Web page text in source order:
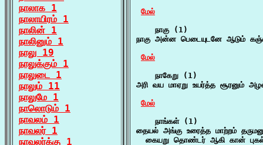
நாலாக 1
நாலாயிரம் 1
நாலின் 1
நாலினும் 1
நாலு 19
நாலுக்கும் 1
நாலுடை 1
நாலும் 11
நாலுமே 1
நாலொடும் 1
நாவலம் 1
நாவலர் 1
நாவலர்க்கு 1
மேல்
    நாகு (1)
நாகு அன்ன பெடையுடனே ஆடும்
மேல்
    நாகேறு (1)
அரி வய மாஏறு உயர்த்த சூரனும்
மேல்
    நாங்கள் (1)
தையல் அங்கு உரைத்த மாற்றம்
கையறு தொண்டர் ஆகி கான்